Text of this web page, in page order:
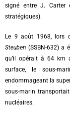
signé entre J.
stratégiques).
Le 9 août 1968, lors
Steuben (SSBN-632) a
qu’il opérait à 64 km
surface, le sous-
endommageant la
sous-marin
nucléaires.